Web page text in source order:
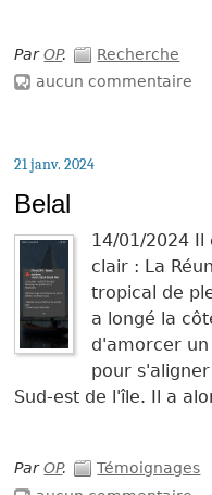
ParOP.
Recherche
aucun commentaire
21 janv. 2024
Belal
14/01/2024 Il
clair : La
tropical de
a longé la
d'amorcer
pour
Sud-est de l'île. Il a
ParOP.
Témoignages